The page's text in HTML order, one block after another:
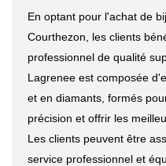
En optant pour l'achat de
Courthezon, les clients
professionnel de qualité
Lagrenee est composée
et en diamants, formés
précision et offrir les
Les clients peuvent être
service professionnel et